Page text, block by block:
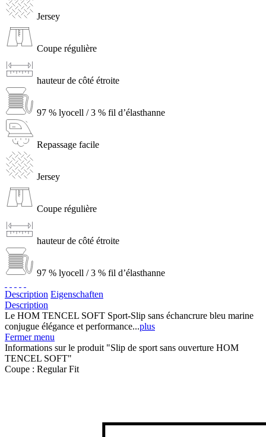
Jersey
Coupe régulière
hauteur de côté étroite
97 % lyocell / 3 % fil d’élasthanne
Repassage facile
Jersey
Coupe régulière
hauteur de côté étroite
97 % lyocell / 3 % fil d’élasthanne
Description Eigenschaften
Description
Le HOM TENCEL SOFT Sport-Slip sans échancrure bleu marine
conjugue élégance et performance...plus
Fermer menu
Informations sur le produit "Slip de sport sans ouverture HOM
TENCEL SOFT"
Coupe : Regular Fit